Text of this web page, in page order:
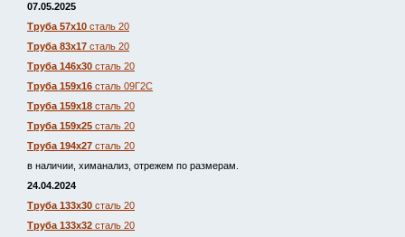
07.05.2025
Труба 57х10 сталь 20
Труба 83х17 сталь 20
Труба 146х30 сталь 20
Труба 159х16 сталь 09Г2С
Труба 159х18 сталь 20
Труба 159х25 сталь 20
Труба 194х27 сталь 20
в наличии, химанализ, отрежем по размерам.
24.04.2024
Труба 133х30 сталь 20
Труба 133х32 сталь 20